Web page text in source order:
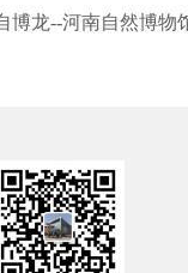
博龙--河南自然博